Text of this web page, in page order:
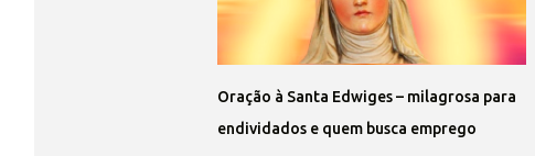
Oração à Santa Edwiges – milagrosa para
endividados e quem busca emprego